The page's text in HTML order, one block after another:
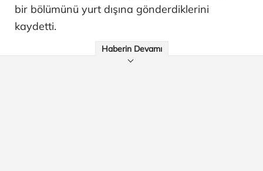
bir bölümünü yurt dışına gönderdiklerini
kaydetti.
Haberin Devamı